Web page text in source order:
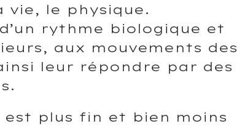
le physique.
rythme biologique et
aux mouvements des
leur répondre par des
est plus fin et bien moins